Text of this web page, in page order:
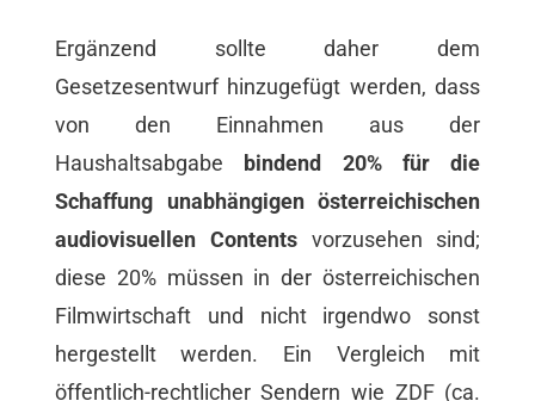
Ergänzend sollte daher dem
Gesetzesentwurf hinzugefügt werden, dass
von den Einnahmen aus der
Haushaltsabgabe bindend 20% für die
Schaffung unabhängigen österreichischen
audiovisuellen Contentsvorzusehen sind;
diese 20% müssen in der österreichischen
Filmwirtschaft und nicht irgendwo sonst
hergestellt werden. Ein Vergleich mit
öffentlich-rechtlicher Sendern wie ZDF (ca.